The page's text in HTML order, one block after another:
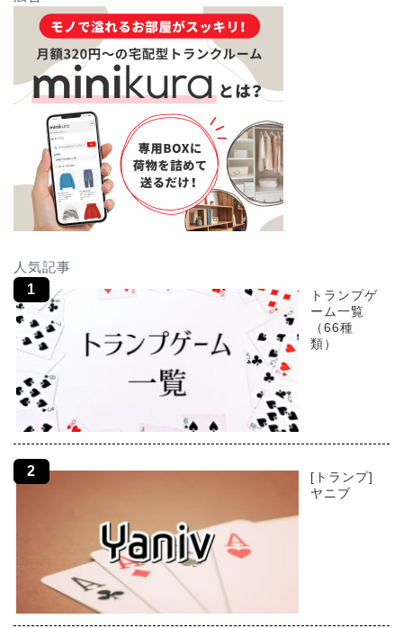
人気記事
トランプゲ
ーム一覧
（66種
類）
[トランプ]
ヤニブ